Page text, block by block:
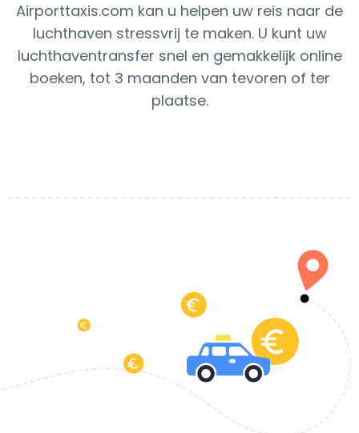
Airporttaxis.com kan u helpen uw reis naar de
luchthaven stressvrij te maken. U kunt uw
luchthaventransfer snel en gemakkelijk online
boeken, tot 3 maanden van tevoren of ter
plaatse.